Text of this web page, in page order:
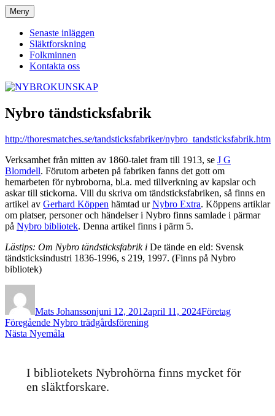
Hoppa
till
innehåll
NYBROKUNSKAP
Meny
Senaste inläggen
Släktforskning
Folkminnen
Kontakta oss
Nybro tändsticksfabrik
http://thoresmatches.se/tandsticksfabriker/nybro_tandsticksfabrik.htm
Verksamhet från mitten av 1860-talet fram till 1913, se J G
Blomdell. Förutom arbeten på fabriken fanns det gott om
hemarbeten för nybroborna, bl.a. med tillverkning av kapslar och
askar till stickorna. Vill du skriva om tändsticksfabriken, så finns en
artikel av Gerhard Köppen hämtad urNybro Extra. Köppens artiklar
om platser, personer och händelser i Nybro finns samlade i pärmar
på Nybro bibliotek. Denna artikel finns i pärm 5.
Lästips: Om Nybro tändsticksfabrik i De tände en eld: Svensk
tändsticksindustri 1836-1996, s 219, 1997. (Finns på Nybro
bibliotek)
Mats Johanssonjuni 12, 2012april 11, 2024Företag
Inläggsnavigering
Föregående Föregående
inlägg:
Nybro trädgårdsförening
Nästa Nästa
Nyemåla
I bibliotekets Nybrohörna finns mycket för
en släktforskare.